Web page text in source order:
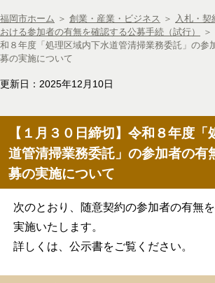
福岡市ホーム ＞ 創業・産業・ビジネス ＞ 入札・契
おける参加者の有無を確認する公募手続（試行）
＞
和８年度「処理区域内下水道管清掃業務委託」の参
募の実施について
更新日：2025年12月10日
【１月３０日締切】令和８年度
道管清掃業務委託」の参加者の有
募の実施について
次のとおり、随意契約の参加者の有無
実施いたします。
詳しくは、公示書をご覧ください。